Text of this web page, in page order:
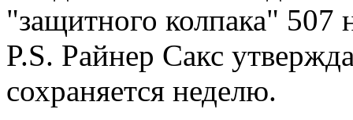
"защитного колпака" 507
P.S. Райнер Сакс
сохраняется неделю.